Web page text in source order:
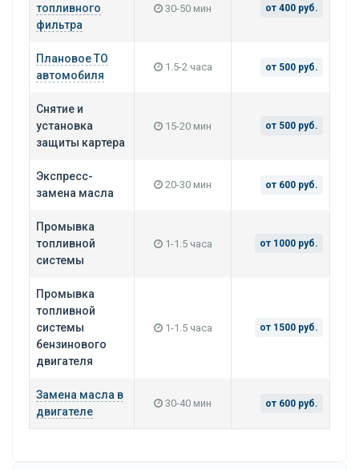
топливного
фильтра
30-50 мин от 400 руб.
Плановое ТО
автомобиля
1.5-2 часа от 500 руб.
Снятие и
установка
защиты картера
15-20 мин от 500 руб.
Экспресс-
замена масла
20-30 мин от 600 руб.
Промывка
топливной
системы
1-1.5 часа от 1000 руб.
Промывка
топливной
системы
бензинового
двигателя
1-1.5 часа от 1500 руб.
Замена масла в
двигателе
30-40 мин от 600 руб.